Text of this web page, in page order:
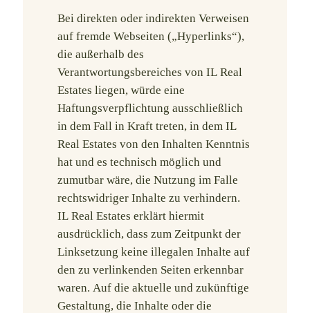
Bei direkten oder indirekten Verweisen
auf fremde Webseiten („Hyperlinks“),
die außerhalb des
Verantwortungsbereiches von IL Real
Estates liegen, würde eine
Haftungsverpflichtung ausschließlich
in dem Fall in Kraft treten, in dem IL
Real Estates von den Inhalten Kenntnis
hat und es technisch möglich und
zumutbar wäre, die Nutzung im Falle
rechtswidriger Inhalte zu verhindern.
IL Real Estates erklärt hiermit
ausdrücklich, dass zum Zeitpunkt der
Linksetzung keine illegalen Inhalte auf
den zu verlinkenden Seiten erkennbar
waren. Auf die aktuelle und zukünftige
Gestaltung, die Inhalte oder die